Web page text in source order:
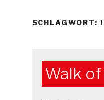
SCHLAGWORT:
Walk